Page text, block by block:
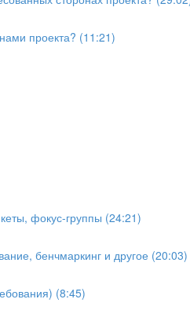
проекта? (11:21)
фокус-группы (24:21)
бенчмаркинг и другое (20:03)
(8:45)